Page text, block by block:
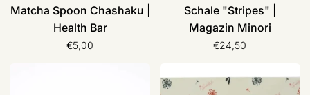
Matcha Spoon Chashaku |
Health Bar
€5,00
Schale "Stripes" |
Magazin Minori
€24,50
large